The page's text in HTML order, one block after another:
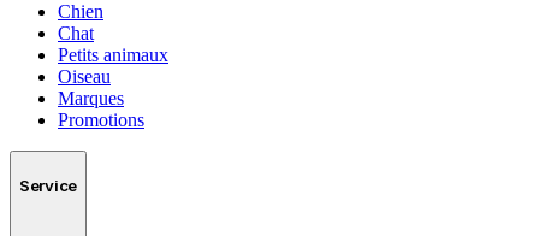
Chien
Chat
Petits animaux
Oiseau
Marques
Promotions
Service